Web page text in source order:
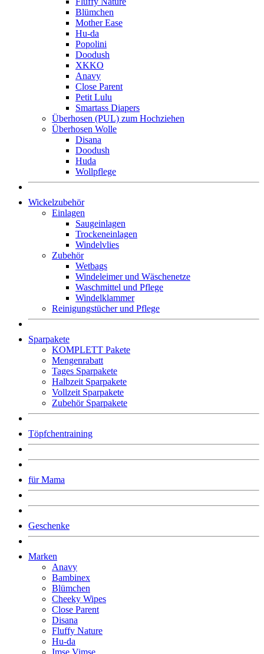
Blümchen
Mother Ease
Hu-da
Popolini
Doodush
XKKO
Anavy
Close Parent
Petit Lulu
Smartass Diapers
Überhosen (PUL) zum Hochziehen
Überhosen Wolle
Disana
Doodush
Huda
Wollpflege
Wickelzubehör
Einlagen
Saugeinlagen
Trockeneinlagen
Windelvlies
Zubehör
Wetbags
Windeleimer und Wäschenetze
Waschmittel und Pflege
Windelklammer
Reinigungstücher und Pflege
Sparpakete
KOMPLETT Pakete
Mengenrabatt
Tages Sparpakete
Halbzeit Sparpakete
Vollzeit Sparpakete
Zubehör Sparpakete
Töpfchentraining
für Mama
Geschenke
Marken
Anavy
Bambinex
Blümchen
Cheeky Wipes
Close Parent
Disana
Fluffy Nature
Hu-da
Imse Vimse